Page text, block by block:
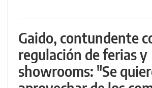
Gaido, contundente
regulación de ferias y
showrooms: "Se